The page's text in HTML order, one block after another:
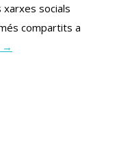
socials
compartits a
→